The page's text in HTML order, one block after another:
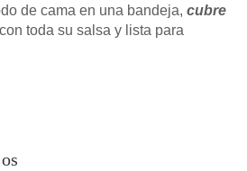
de cama en una bandeja, cubre
con toda su salsa y lista para